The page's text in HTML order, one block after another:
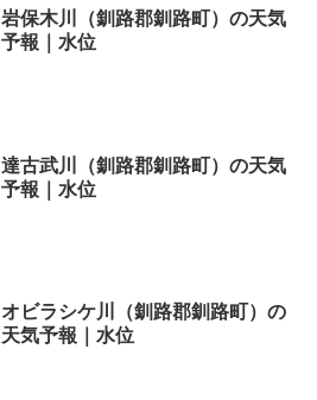
岩保木川（釧路郡釧路町）の天気
予報｜水位
達古武川（釧路郡釧路町）の天気
予報｜水位
オビラシケ川（釧路郡釧路町）の
天気予報｜水位